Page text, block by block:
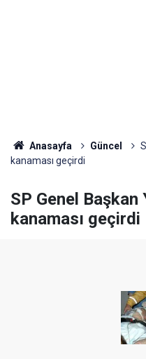
Anasayfa Güncel
kanaması geçirdi
SP Genel Başkan
kanaması geçirdi